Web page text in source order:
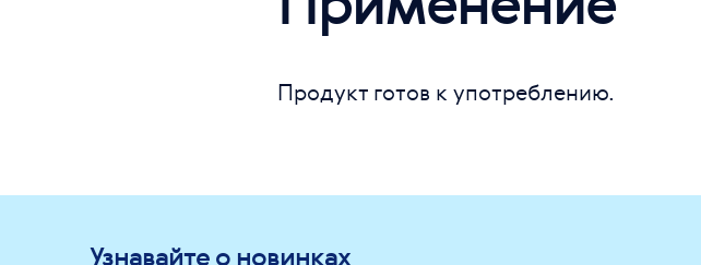
Продукт готов к употреблению.
Узнавайте о новинках